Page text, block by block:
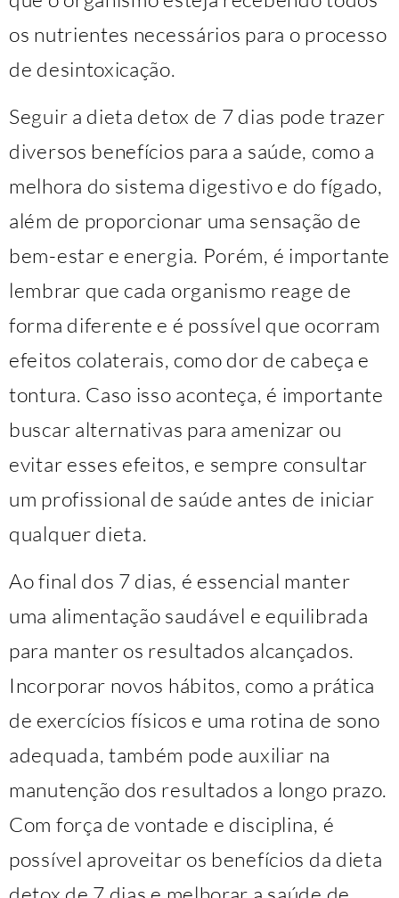
os nutrientes necessários para o processo
de desintoxicação.
Seguir a dieta detox de 7 dias pode trazer
diversos benefícios para a saúde, como a
melhora do sistema digestivo e do fígado,
além de proporcionar uma sensação de
bem-estar e energia. Porém, é importante
lembrar que cada organismo reage de
forma diferente e é possível que ocorram
efeitos colaterais, como dor de cabeça e
tontura. Caso isso aconteça, é importante
buscar alternativas para amenizar ou
evitar esses efeitos, e sempre consultar
um profissional de saúde antes de iniciar
qualquer dieta.
Ao final dos 7 dias, é essencial manter
uma alimentação saudável e equilibrada
para manter os resultados alcançados.
Incorporar novos hábitos, como a prática
de exercícios físicos e uma rotina de sono
adequada, também pode auxiliar na
manutenção dos resultados a longo prazo.
Com força de vontade e disciplina, é
possível aproveitar os benefícios da dieta